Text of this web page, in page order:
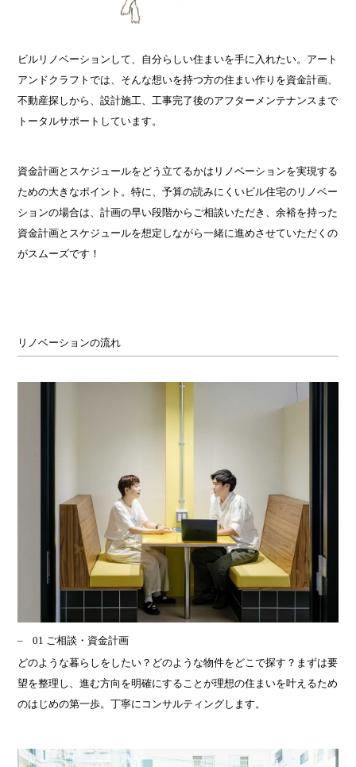
ビルリノベーションして、自分らしい住まいを手に入れたい。アート
アンドクラフトでは、そんな想いを持つ方の住まい作りを資金計画、
不動産探しから、設計施工、工事完了後のアフターメンテナンスまで
トータルサポートしています。
資金計画とスケジュールをどう立てるかはリノベーションを実現する
ための大きなポイント。特に、予算の読みにくいビル住宅のリノベー
ションの場合は、計画の早い段階からご相談いただき、余裕を持った
資金計画とスケジュールを想定しながら一緒に進めさせていただくの
がスムーズです！
リノベーションの流れ
01 ご相談・資金計画
どのような暮らしをしたい？どのような物件をどこで探す？まずは要
望を整理し、進む方向を明確にすることが理想の住まいを叶えるため
のはじめの第一歩。丁寧にコンサルティングします。